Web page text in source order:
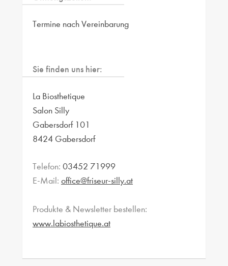
Termine nach Vereinbarung
Sie finden uns hier:
La Biosthetique
Salon Silly
Gabersdorf 101
8424 Gabersdorf
Telefon: 03452 71999
E-Mail: office@friseur-silly.at
Produkte & Newsletter bestellen:
www.labiosthetique.at